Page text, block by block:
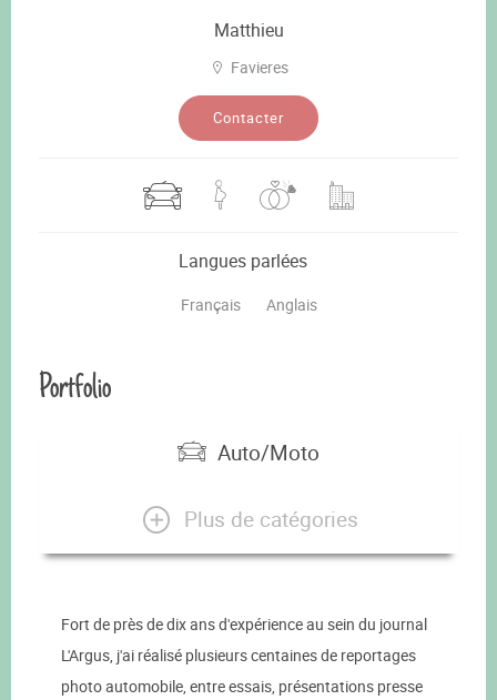
Matthieu
Favieres
Contacter
Langues parlées
Français Anglais
Portfolio
Auto/Moto
Plus de catégories
Fort de près de dix ans d'expérience au sein du journal
L'Argus, j'ai réalisé plusieurs centaines de reportages
photo automobile, entre essais, présentations presse